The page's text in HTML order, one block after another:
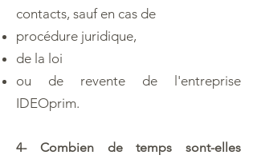
contacts, sauf en cas de
procédure juridique,
de la loi
ou de revente de l'entreprise
IDEOprim.
4- Combien de temps sont-elles